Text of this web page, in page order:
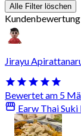
Alle Filter löschen
Kundenbewertung
Jirayu
Bewertet am 5
Earw Thai